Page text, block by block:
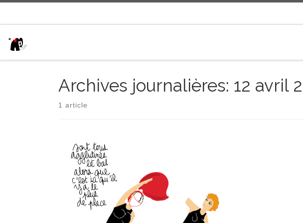
Archives journalières: 12 avril
1 article